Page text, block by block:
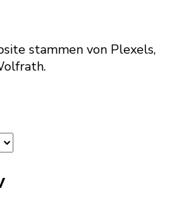
stammen von Plexels,